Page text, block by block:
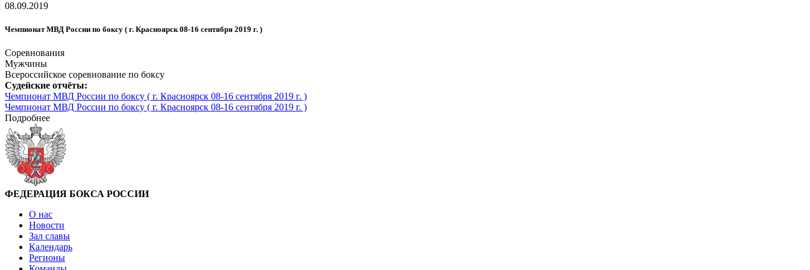
08.09.2019
Чемпионат МВД России по боксу ( г. Красноярск 08-16 сентября 2019 г. )
Соревнования
Мужчины
Всероссийское соревнование по боксу
Судейские отчёты:
Чемпионат МВД России по боксу ( г. Красноярск 08-16 сентября 2019 г. )
Чемпионат МВД России по боксу ( г. Красноярск 08-16 сентября 2019 г. )
Подробнее
ФЕДЕРАЦИЯ БОКСА РОССИИ
О нас
Новости
Зал славы
Календарь
Регионы